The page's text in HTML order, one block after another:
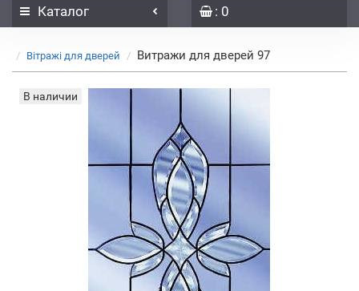
Каталог : 0
Вітражі для дверей Витражи для дверей 97
В наличии